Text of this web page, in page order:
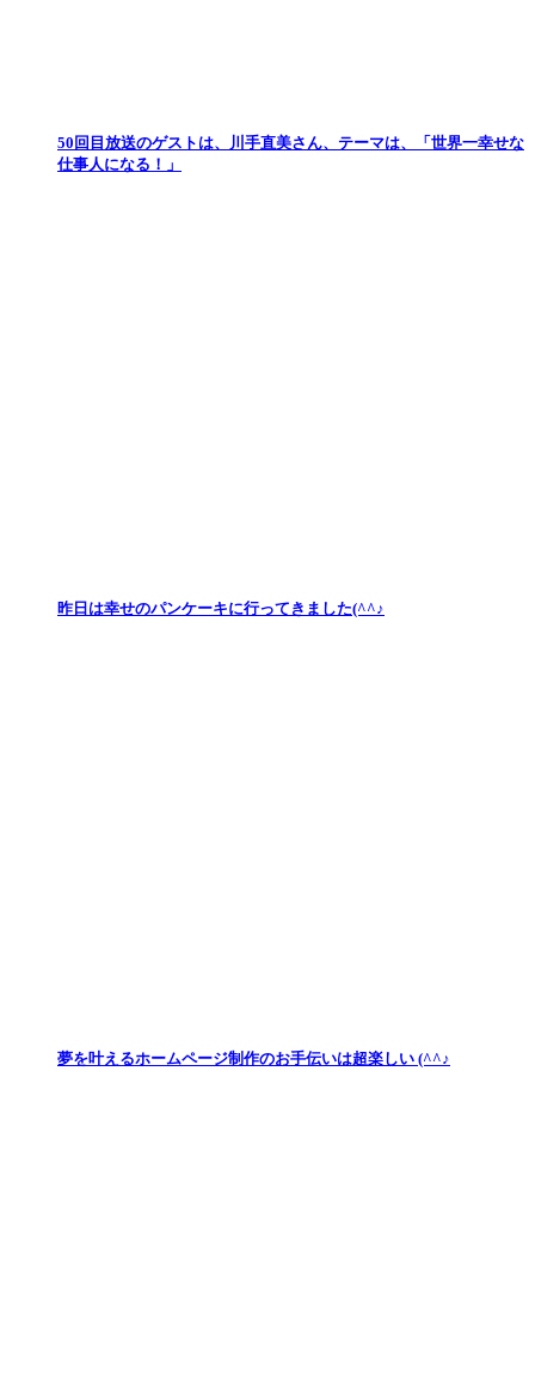
50回目放送のゲストは、川手直美さん、テーマは、「世界一幸せな
仕事人になる！」
昨日は幸せのパンケーキに行ってきました(^^♪
夢を叶えるホームページ制作のお手伝いは超楽しい (^^♪